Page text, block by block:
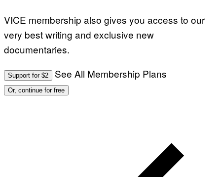
VICE membership also gives you access to our
very best writing and exclusive new
documentaries.
Support for $2 See All Membership Plans
Or, continue for free